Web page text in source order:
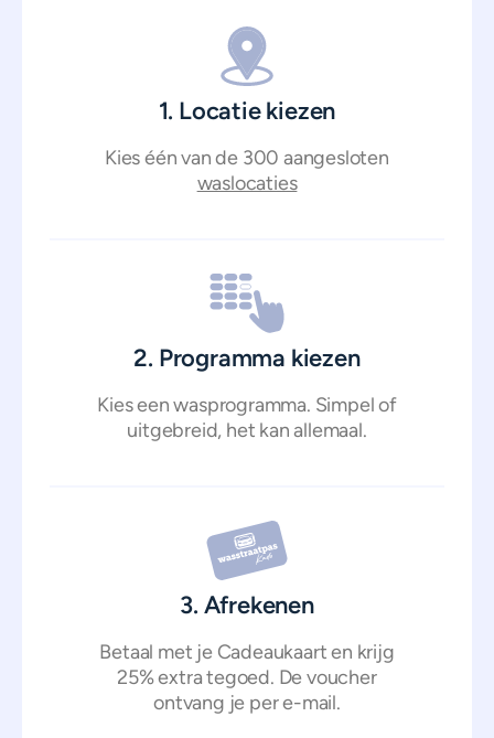
1. Locatie kiezen
Kies één van de 300 aangesloten
waslocaties
2. Programma kiezen
Kies een wasprogramma. Simpel of
uitgebreid, het kan allemaal.
3. Afrekenen
Betaal met je Cadeaukaart en krijg
25% extra tegoed. De voucher
ontvang je per e-mail.